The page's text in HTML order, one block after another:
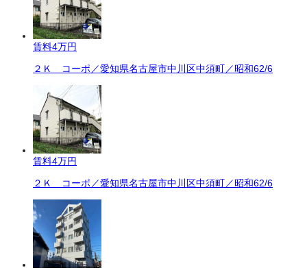
賃料4万円
２Ｋ コーポ／愛知県名古屋市中川区中須町／昭和62/6
賃料4万円
２Ｋ コーポ／愛知県名古屋市中川区中須町／昭和62/6